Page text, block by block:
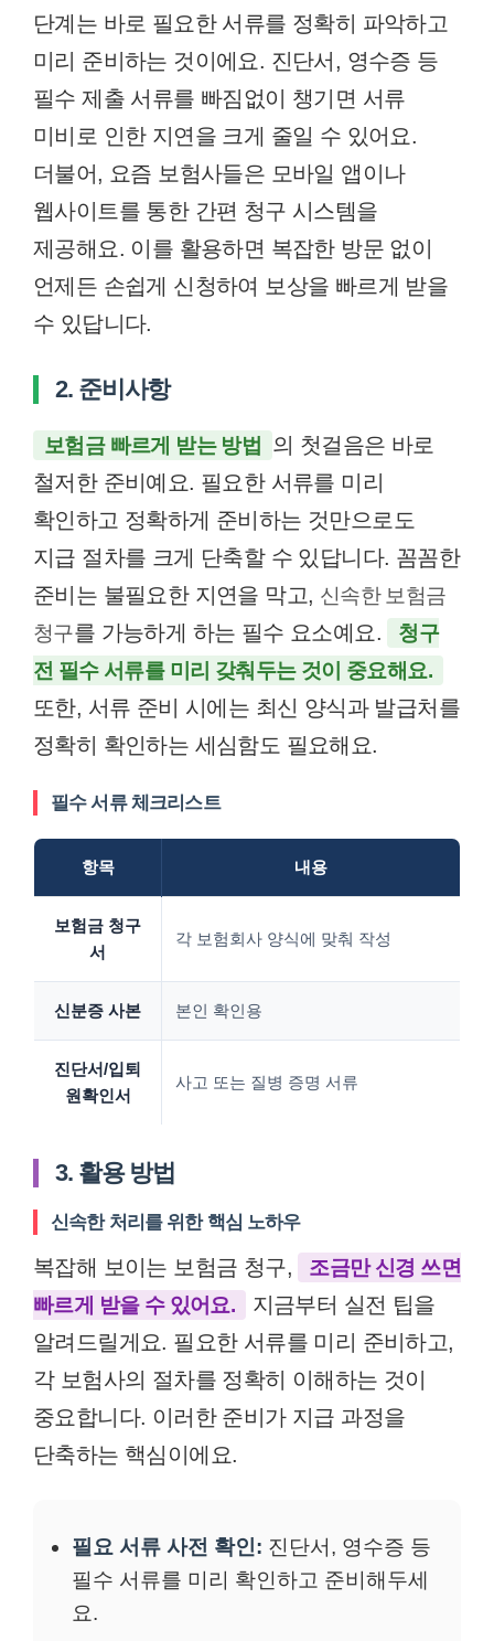
단계는 바로 필요한 서류를 정확히 파악하고
미리 준비하는 것이에요. 진단서, 영수증 등
필수 제출 서류를 빠짐없이 챙기면 서류
미비로 인한 지연을 크게 줄일 수 있어요.
더불어, 요즘 보험사들은 모바일 앱이나
웹사이트를 통한 간편 청구 시스템을
제공해요. 이를 활용하면 복잡한 방문 없이
언제든 손쉽게 신청하여 보상을 빠르게 받을
수 있답니다.
2. 준비사항
보험금 빠르게 받는 방법
의 첫걸음은 바로
철저한 준비예요. 필요한 서류를 미리
확인하고 정확하게 준비하는 것만으로도
지급 절차를 크게 단축할 수 있답니다. 꼼꼼한
준비는 불필요한 지연을 막고, 신속한 보험금
청구를 가능하게 하는 필수 요소예요.
청구
전 필수 서류를 미리 갖춰두는 것이 중요해요.
또한, 서류 준비 시에는 최신 양식과 발급처를
정확히 확인하는 세심함도 필요해요.
필수 서류 체크리스트
항목 내용
보험금 청구
서
각 보험회사 양식에 맞춰 작성
신분증 사본 본인 확인용
진단서/입퇴
원확인서
사고 또는 질병 증명 서류
3. 활용 방법
신속한 처리를 위한 핵심 노하우
복잡해 보이는 보험금 청구,
조금만 신경 쓰면
빠르게 받을 수 있어요.
지금부터 실전 팁을
알려드릴게요. 필요한 서류를 미리 준비하고,
각 보험사의 절차를 정확히 이해하는 것이
중요합니다. 이러한 준비가 지급 과정을
단축하는 핵심이에요.
필요 서류 사전 확인: 진단서, 영수증 등
필수 서류를 미리 확인하고 준비해두세
요.